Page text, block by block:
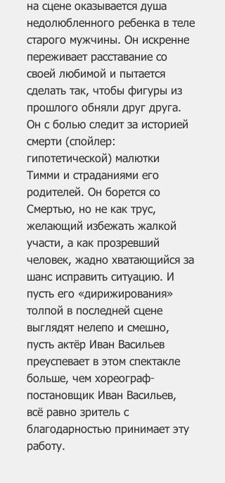
на сцене оказывается душа
недолюбленного ребенка в теле
старого мужчины. Он искренне
переживает расставание со
своей любимой и пытается
сделать так, чтобы фигуры из
прошлого обняли друг друга.
Он с болью следит за историей
смерти (спойлер:
гипотетической) малютки
Тимми и страданиями его
родителей. Он борется со
Смертью, но не как трус,
желающий избежать жалкой
участи, а как прозревший
человек, жадно хватающийся за
шанс исправить ситуацию. И
пусть его «дирижирования»
толпой в последней сцене
выглядят нелепо и смешно,
пусть актёр Иван Васильев
преуспевает в этом спектакле
больше, чем хореограф-
постановщик Иван Васильев,
всё равно зритель с
благодарностью принимает эту
работу.